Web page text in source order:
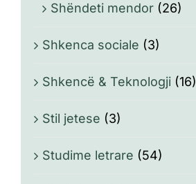
Shëndeti mendor (26)
Shkenca sociale (3)
Shkencë & Teknologji (16)
Stil jetese (3)
Studime letrare (54)